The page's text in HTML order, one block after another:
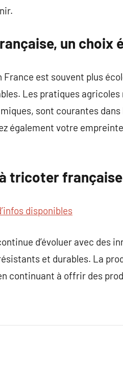
un choix
est souvent plus
Les pratiques
sont courantes
également votre
tricoter française
disponibles
d’évoluer avec des
et durables. La
continuant à offrir des